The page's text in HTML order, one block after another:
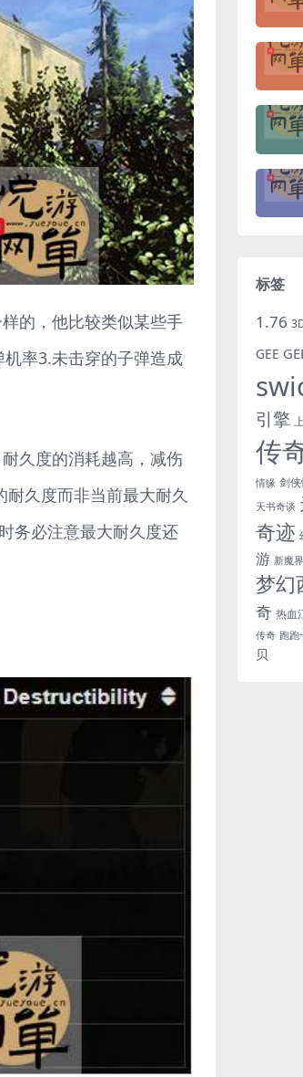
的，他比较类似某些手
率3.未击穿的子弹造成
久度的消耗越高，减伤
久度而非当前最大耐久
务必注意最大耐久度还
标签
1.76
GEE
引擎
传
情缘 剑
天书奇谈
奇迹
游 新魔界
梦幻
奇 热血
传奇 跑跑
贝